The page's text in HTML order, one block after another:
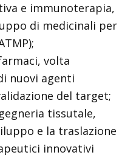
e immunoterapia,
di medicinali per
volta
nuovi agenti
del target;
tissutale,
e la traslazione
innovativi